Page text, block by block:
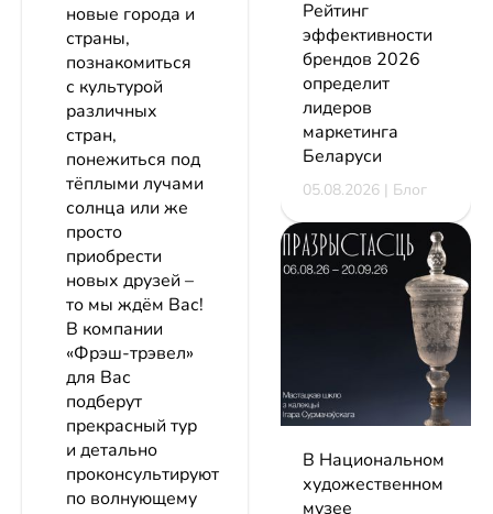
новые города и
страны,
познакомиться
с культурой
различных
стран,
понежиться под
тёплыми лучами
солнца или же
просто
приобрести
новых друзей –
то мы ждём Вас!
В компании
«Фрэш-трэвел»
для Вас
подберут
прекрасный тур
и детально
проконсультируют
по волнующему
Рейтинг
эффективности
брендов 2026
определит
лидеров
маркетинга
Беларуси
05.08.2026 | Блог
В Национальном
художественном
музее